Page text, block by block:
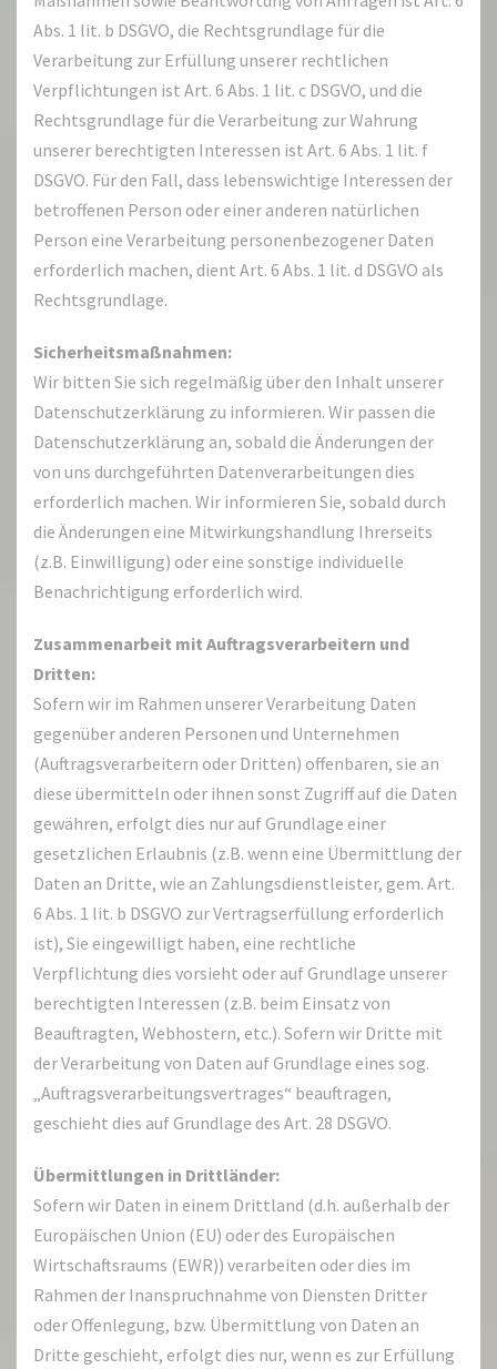
Abs. 1 lit. b DSGVO, die Rechtsgrundlage für die
Verarbeitung zur Erfüllung unserer rechtlichen
Verpflichtungen ist Art. 6 Abs. 1 lit. c DSGVO, und die
Rechtsgrundlage für die Verarbeitung zur Wahrung
unserer berechtigten Interessen ist Art. 6 Abs. 1 lit. f
DSGVO. Für den Fall, dass lebenswichtige Interessen der
betroffenen Person oder einer anderen natürlichen
Person eine Verarbeitung personenbezogener Daten
erforderlich machen, dient Art. 6 Abs. 1 lit. d DSGVO als
Rechtsgrundlage.
Sicherheitsmaßnahmen:
Wir bitten Sie sich regelmäßig über den Inhalt unserer
Datenschutzerklärung zu informieren. Wir passen die
Datenschutzerklärung an, sobald die Änderungen der
von uns durchgeführten Datenverarbeitungen dies
erforderlich machen. Wir informieren Sie, sobald durch
die Änderungen eine Mitwirkungshandlung Ihrerseits
(z.B. Einwilligung) oder eine sonstige individuelle
Benachrichtigung erforderlich wird.
Zusammenarbeit mit Auftragsverarbeitern und
Dritten:
Sofern wir im Rahmen unserer Verarbeitung Daten
gegenüber anderen Personen und Unternehmen
(Auftragsverarbeitern oder Dritten) offenbaren, sie an
diese übermitteln oder ihnen sonst Zugriff auf die Daten
gewähren, erfolgt dies nur auf Grundlage einer
gesetzlichen Erlaubnis (z.B. wenn eine Übermittlung der
Daten an Dritte, wie an Zahlungsdienstleister, gem. Art.
6 Abs. 1 lit. b DSGVO zur Vertragserfüllung erforderlich
ist), Sie eingewilligt haben, eine rechtliche
Verpflichtung dies vorsieht oder auf Grundlage unserer
berechtigten Interessen (z.B. beim Einsatz von
Beauftragten, Webhostern, etc.). Sofern wir Dritte mit
der Verarbeitung von Daten auf Grundlage eines sog.
„Auftragsverarbeitungsvertrages“ beauftragen,
geschieht dies auf Grundlage des Art. 28 DSGVO.
Übermittlungen in Drittländer:
Sofern wir Daten in einem Drittland (d.h. außerhalb der
Europäischen Union (EU) oder des Europäischen
Wirtschaftsraums (EWR)) verarbeiten oder dies im
Rahmen der Inanspruchnahme von Diensten Dritter
oder Offenlegung, bzw. Übermittlung von Daten an
Dritte geschieht, erfolgt dies nur, wenn es zur Erfüllung